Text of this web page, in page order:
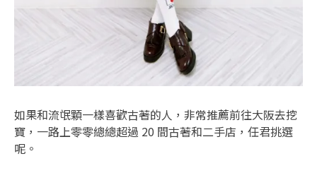
如果和流氓顆一樣喜歡古著的人，非常推薦前往大阪去挖
寶，一路上零零總總超過 20 間古著和二手店，任君挑選
呢。